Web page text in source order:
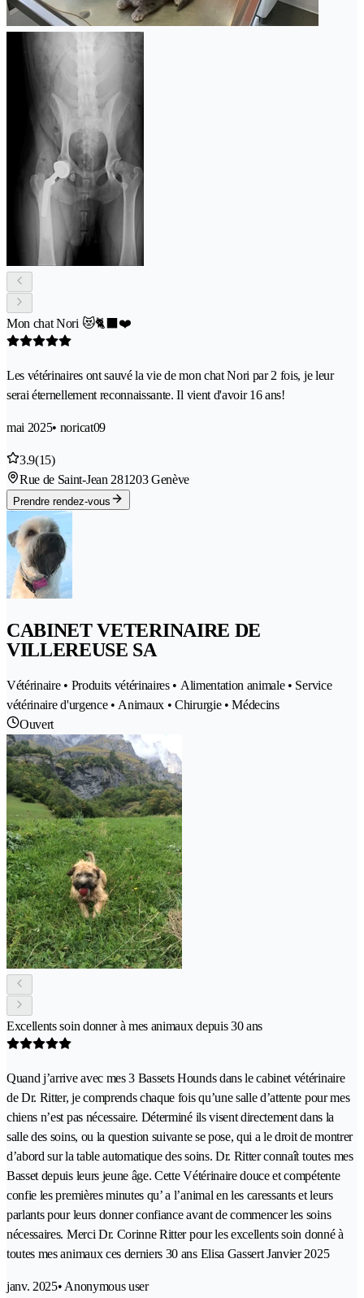
Mon chat Nori 😻🐈‍⬛❤️
Les vétérinaires ont sauvé la vie de mon chat Nori par 2 fois, je leur
serai éternellement reconnaissante. Il vient d'avoir 16 ans!
mai 2025• noricat09
3.9(15)
Rue de Saint-Jean 281203 Genève
Prendre rendez-vous
CABINET VETERINAIRE DE
VILLEREUSE SA
Vétérinaire • Produits vétérinaires • Alimentation animale • Service
vétérinaire d'urgence • Animaux • Chirurgie • Médecins
Ouvert
Excellents soin donner à mes animaux depuis 30 ans
Quand j’arrive avec mes 3 Bassets Hounds dans le cabinet vétérinaire
de Dr. Ritter, je comprends chaque fois qu’une salle d’attente pour mes
chiens n’est pas nécessaire. Déterminé ils visent directement dans la
salle des soins, ou la question suivante se pose, qui a le droit de montrer
d’abord sur la table automatique des soins. Dr. Ritter connaît toutes mes
Basset depuis leurs jeune âge. Cette Vétérinaire douce et compétente
confie les premières minutes qu’ a l’animal en les caressants et leurs
parlants pour leurs donner confiance avant de commencer les soins
nécessaires. Merci Dr. Corinne Ritter pour les excellents soin donné à
toutes mes animaux ces derniers 30 ans Elisa Gassert Janvier 2025
janv. 2025• Anonymous user